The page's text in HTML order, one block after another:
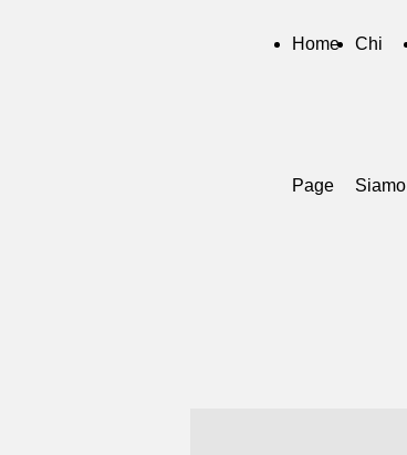
Home
Page
Chi
Siamo